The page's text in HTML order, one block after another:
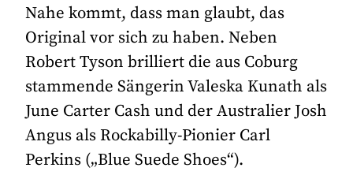
Nahe kommt, dass man glaubt, das
Original vor sich zu haben. Neben
Robert Tyson brilliert die aus Coburg
stammende Sängerin Valeska Kunath als
June Carter Cash und der Australier Josh
Angus als Rockabilly-Pionier Carl
Perkins („Blue Suede Shoes“).